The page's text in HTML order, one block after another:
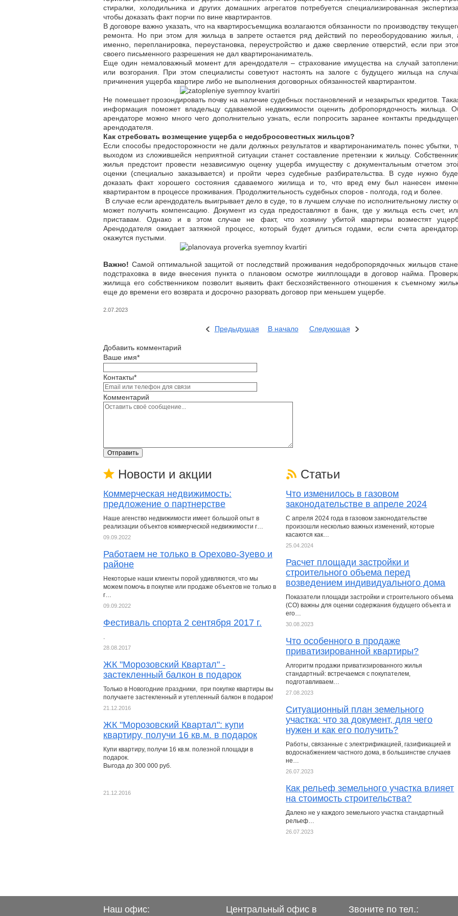
стиралки, холодильника и других домашних агрегатов потребуется специализированная экспертиза,
чтобы доказать факт порчи по вине квартирантов.
В договоре важно указать, что на квартиросъемщика возлагаются обязанности по производству
ремонта. Но при этом для жильца в запрете остается ряд действий по переоборудованию жилья,
именно, перепланировка, переустановка, переустройство и даже сверление отверстий, если при
своего письменного разрешения не дал квартиронаниматель.
Еще один немаловажный момент для арендодателя – страхование имущества на случай
или возгорания. При этом специалисты советуют настоять на залоге с будущего жильца на
причинения ущерба квартире либо не выполнения договорных обязанностей квартирантом.
Не помешает прозондировать почву на наличие судебных постановлений и незакрытых кредитов.
информация поможет владельцу сдаваемой недвижимости оценить добропорядочность жильца.
арендаторе можно много чего дополнительно узнать, если попросить заранее контакты
арендодателя.
Как стребовать возмещение ущерба с недобросовестных жильцов?
Если способы предосторожности не дали должных результатов и квартиронаниматель понес убытки,
выходом из сложившейся неприятной ситуации станет составление претензии к жильцу.
жилья предстоит провести независимую оценку ущерба имуществу с документальным отчетом
оценки (специально заказывается) и пройти через судебные разбирательства. В суде нужно
доказать факт хорошего состояния сдаваемого жилища и то, что вред ему был нанесен
квартирантом в процессе проживания. Продолжительность судебных споров - полгода, год и более.
В случае если арендодатель выигрывает дело в суде, то в лучшем случае по исполнительному листку
может получить компенсацию. Документ из суда предоставляют в банк, где у жильца есть счет,
приставам. Однако и в этом случае не факт, что хозяину убитой квартиры возместят
Арендодателя ожидает затяжной процесс, который будет длиться годами, если счета
окажутся пустыми.
Важно! Самой оптимальной защитой от последствий проживания недобропорядочных жильцов
подстраховка в виде внесения пункта о плановом осмотре жилплощади в договор найма.
жилища его собственником позволит выявить факт бесхозяйственного отношения к съемному
еще до времени его возврата и досрочно разорвать договор при меньшем ущербе.
2.07.2023
Предыдущая В начало Следующая
Добавить комментарий
Ваше имя*
Контакты*
Комментарий
Отправить
Новости и акции
Коммерческая недвижимость:
предложение о партнерстве
Наше агенство недвижимости имеет большой опыт в
реализации объектов коммерческой недвижимости г…
09.09.2022
Работаем не только в Орехово-Зуево и
районе
Некоторые наши клиенты порой удивляются, что мы
можем помочь в покупке или продаже объектов не только в
г…
09.09.2022
Фестиваль спорта 2 сентября 2017 г.
.
28.08.2017
ЖК "Морозовский Квартал" -
застекленный балкон в подарок
Только в Новогодние праздники, при покупке квартиры вы
получаете застекленный и утепленный балкон в подарок!
21.12.2016
ЖК "Морозовский Квартал": купи
квартиру, получи 16 кв.м. в подарок
Купи квартиру, получи 16 кв.м. полезной площади в
подарок.
Выгода до 300 000 руб.
21.12.2016
Статьи
Что изменилось в газовом
законодательстве в апреле 2024
С апреля 2024 года в газовом законодательстве
произошли несколько важных изменений, которые
касаются как…
25.04.2024
Расчет площади застройки и
строительного объема перед
возведением индивидуального дома
Показатели площади застройки и строительного объема
(СО) важны для оценки содержания будущего объекта и
его…
30.08.2023
Что особенного в продаже
приватизированной квартиры?
Алгоритм продажи приватизированного жилья
стандартный: встречаемся с покупателем,
подготавливаем…
27.08.2023
Ситуационный план земельного
участка: что за документ, для чего
нужен и как его получить?
Работы, связанные с электрификацией, газификацией и
водоснабжением частного дома, в большинстве случаев
не…
26.07.2023
Как рельеф земельного участка влияет
на стоимость строительства?
Далеко не у каждого земельного участка стандартный
рельеф…
26.07.2023
Наш офис:
Центральный офис в
Звоните по тел.: